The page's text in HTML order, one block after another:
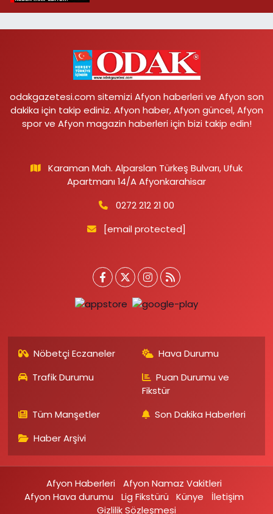
odakgazetesi.com sitemizi Afyon haberleri ve Afyon son
dakika için takip ediniz. Afyon haber, Afyon güncel, Afyon
spor ve Afyon magazin haberleri için bizi takip edin!
Karaman Mah. Alparslan Türkeş Bulvarı, Ufuk
Apartmanı 14/A Afyonkarahisar
0272 212 21 00
[email protected]
Nöbetçi Eczaneler
Hava Durumu
Trafik Durumu
Puan Durumu ve
Fikstür
Tüm Manşetler
Son Dakika Haberleri
Haber Arşivi
Afyon Haberleri
Afyon Namaz Vakitleri
Afyon Hava durumu
Lig Fikstürü Künye
İletişim
Gizlilik Sözleşmesi